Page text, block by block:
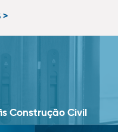
>
Construção Civil